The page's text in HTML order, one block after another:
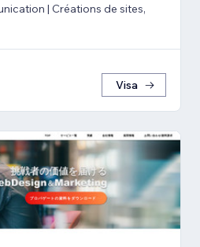
| Créations de sites,
Visa